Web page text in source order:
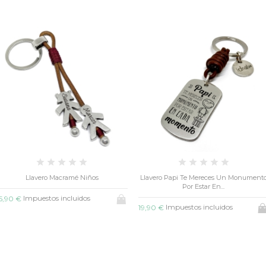
Llavero Papi Te Mereces Un Monumento
Sacapuntas Cuero